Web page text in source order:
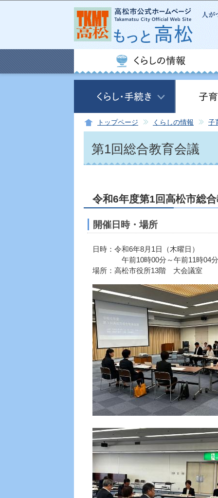
トップページ くらしの情報 子
第1回総合教育会議
令和6年度第1回高松市総
開催日時・場所
日時：令和6年8月1日（木曜日）
午前10時00分～午前11時04分
場所：高松市役所13階 大会議室